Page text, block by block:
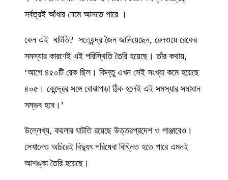
সর্বত্রই আঁধার নেমে আসতে পারে ।
কেন এই ঘাটতি? সত্যেন্দ্র জৈন জানিয়েছেন, রেলওয়ে রেকের
সমস্যার কারণেই এই পরিস্থিতি তৈরি হয়েছে। তাঁর কথায়,
‘আগে ৪৫০টি রেক ছিল। কিন্তু এখন সেই সংখ্যা কমে হয়েছে
৪০৫। কেন্দ্রের সঙ্গে বোঝাপড়া ঠিক হলেই এই সমস্যার সমাধান
সম্ভব হবে।’
উল্লেখ্য, কয়লার ঘাটতি রয়েছে উত্তরপ্রদেশ ও পাঞ্জাবেও।
সেখানেও অচিরেই বিদ্যুৎ পরিষেবা বিঘ্নিত হতে পারে এমনই
আশঙ্কা তৈরি হয়েছে।